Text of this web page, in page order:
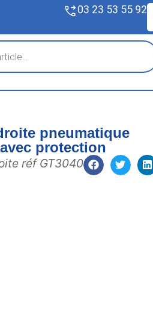
03 23 53 55 92
pneumatique
protection
réf GT3040